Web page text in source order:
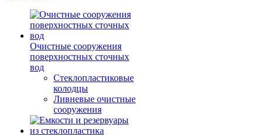
Очистные сооружения
поверхностных сточных
вод
Стеклопластиковые
колодцы
Ливневые очистные
сооружения